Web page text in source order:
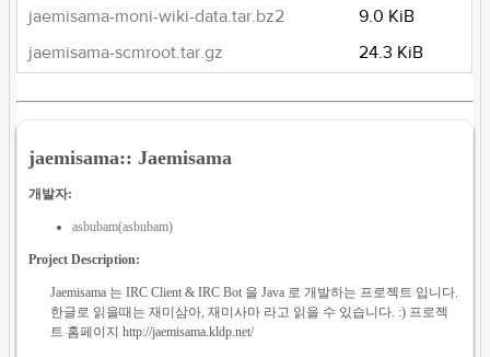
jaemisama-moni-wiki-data.tar.bz2
9.0 KiB
jaemisama-scmroot.tar.gz
24.3 KiB
jaemisama:: Jaemisama
개발자:
asbubam(asbubam)
Project Description:
Jaemisama 는 IRC Client & IRC Bot 을 Java 로 개발하는 프로젝트 입니다.
한글로 읽을때는 재미삼아, 재미사마 라고 읽을 수 있습니다. :) 프로젝
트 홈페이지 http://jaemisama.kldp.net/